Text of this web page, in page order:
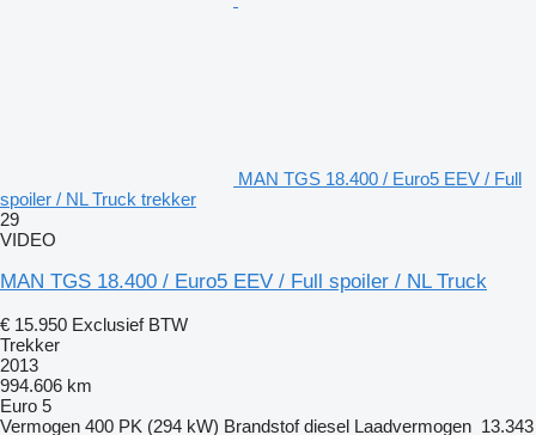
MAN TGS 18.400 / Euro5 EEV / Full
spoiler / NL Truck trekker
29
VIDEO
MAN TGS 18.400 / Euro5 EEV / Full spoiler / NL Truck
€ 15.950 Exclusief BTW
Trekker
2013
994.606 km
Euro 5
Vermogen 400 PK (294 kW) Brandstof diesel Laadvermogen 13.343